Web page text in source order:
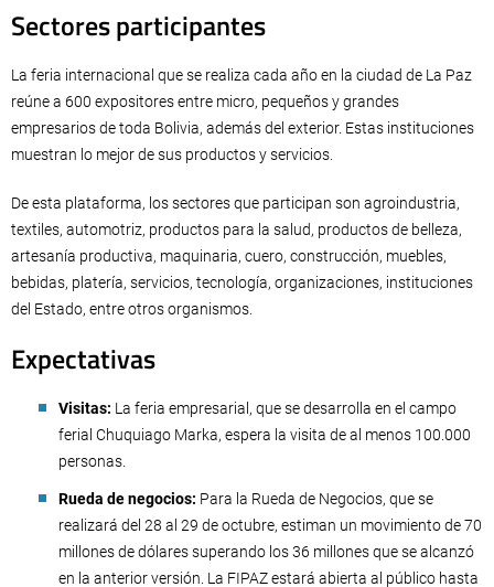
Sectores participantes
La feria internacional que se realiza cada año en la ciudad de La Paz
reúne a 600 expositores entre micro, pequeños y grandes
empresarios de toda Bolivia, además del exterior. Estas instituciones
muestran lo mejor de sus productos y servicios.
De esta plataforma, los sectores que participan son agroindustria,
textiles, automotriz, productos para la salud, productos de belleza,
artesanía productiva, maquinaria, cuero, construcción, muebles,
bebidas, platería, servicios, tecnología, organizaciones, instituciones
del Estado, entre otros organismos.
Expectativas
Visitas: La feria empresarial, que se desarrolla en el campo
ferial Chuquiago Marka, espera la visita de al menos 100.000
personas.
Rueda de negocios: Para la Rueda de Negocios, que se
realizará del 28 al 29 de octubre, estiman un movimiento de 70
millones de dólares superando los 36 millones que se alcanzó
en la anterior versión. La FIPAZ estará abierta al público hasta